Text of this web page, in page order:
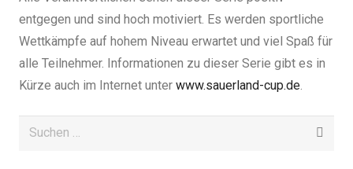
entgegen und sind hoch motiviert. Es werden sportliche
Wettkämpfe auf hohem Niveau erwartet und viel Spaß für
alle Teilnehmer. Informationen zu dieser Serie gibt es in
Kürze auch im Internet unter www.sauerland-cup.de.
Suchen